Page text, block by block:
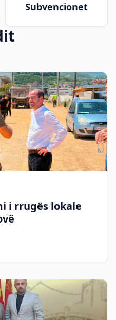
Subvencionet
i rrugës lokale